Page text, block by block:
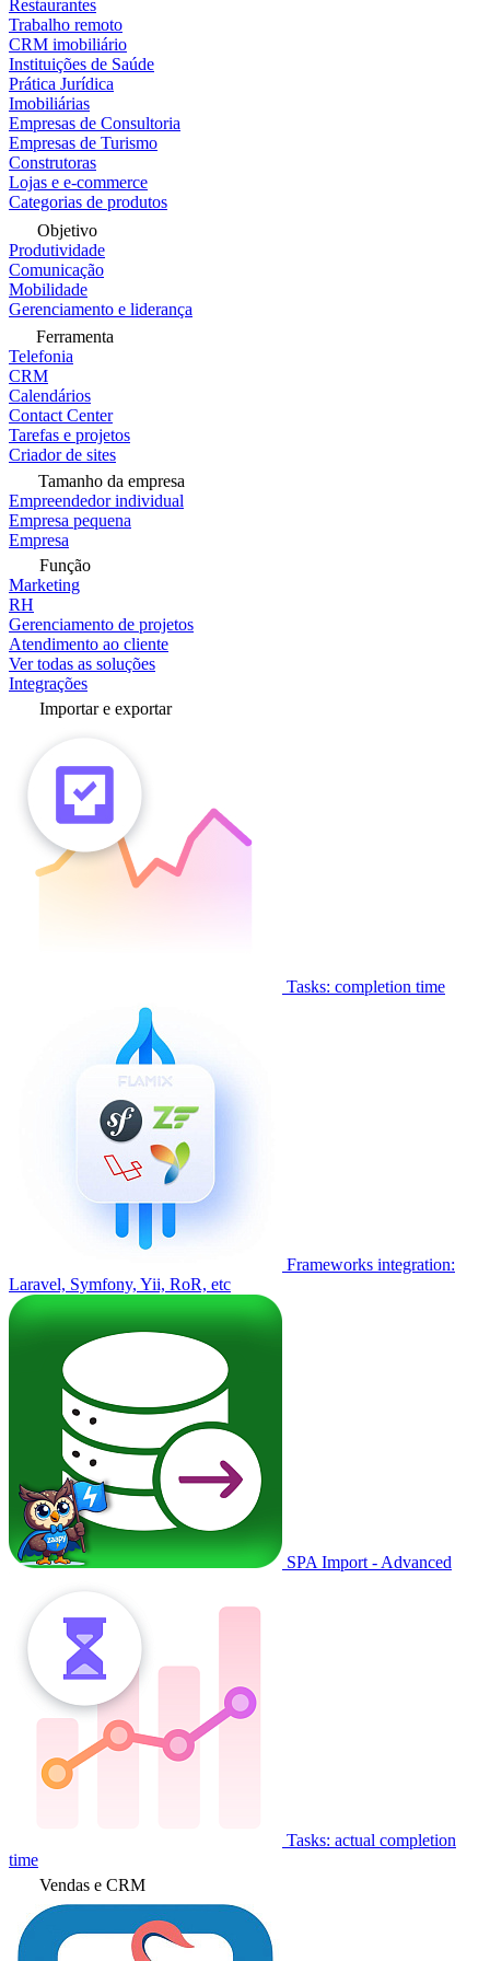
Restaurantes
Trabalho remoto
CRM imobiliário
Instituições de Saúde
Prática Jurídica
Imobiliárias
Empresas de Consultoria
Empresas de Turismo
Construtoras
Lojas e e-commerce
Categorias de produtos
Objetivo
Produtividade
Comunicação
Mobilidade
Gerenciamento e liderança
Ferramenta
Telefonia
CRM
Calendários
Contact Center
Tarefas e projetos
Criador de sites
Tamanho da empresa
Empreendedor individual
Empresa pequena
Empresa
Função
Marketing
RH
Gerenciamento de projetos
Atendimento ao cliente
Ver todas as soluções
Integrações
Importar e exportar
Tasks: completion time
Frameworks integration:
Laravel, Symfony, Yii, RoR, etc
SPA Import - Advanced
Tasks: actual completion
time
Vendas e CRM